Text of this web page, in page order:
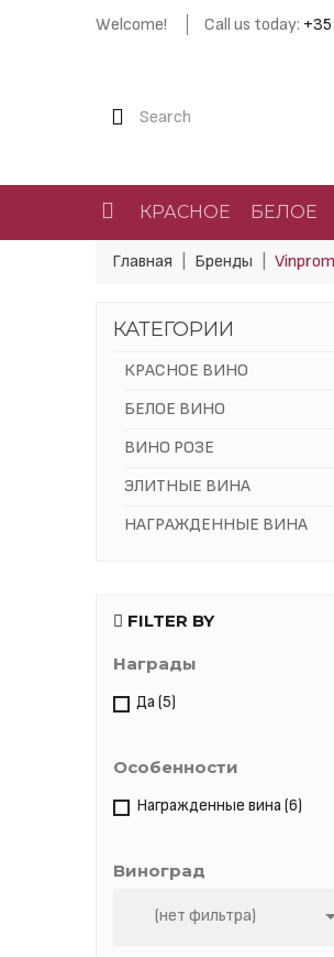
Welcome! Call us today:
КРАСНОЕ БЕЛОЕ
Главная Бренды
КАТЕГОРИИ
КРАСНОЕ ВИНО
БЕЛОЕ ВИНО
ВИНО РОЗЕ
ЭЛИТНЫЕ ВИНА
НАГРАЖДЕННЫЕ ВИНА
FILTER BY
Награды
Да(5)
Особенности
Награжденные вина(6)
Виноград
(нет фильтра)